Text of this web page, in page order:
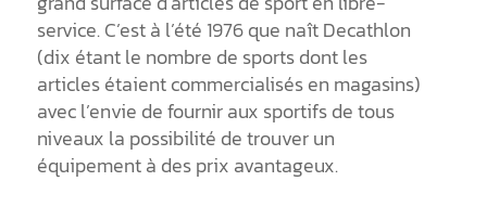
service. C’est à l’été 1976 que naît Decathlon
(dix étant le nombre de sports dont les
articles étaient commercialisés en magasins)
avec l’envie de fournir aux sportifs de tous
niveaux la possibilité de trouver un
équipement à des prix avantageux.